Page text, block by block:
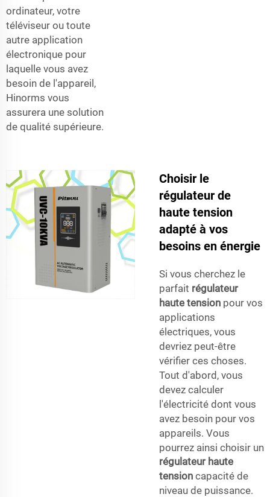
ordinateur, votre
téléviseur ou toute
autre application
électronique pour
laquelle vous avez
besoin de l'appareil,
Hinorms vous
assurera une solution
de qualité supérieure.
Choisir le
régulateur de
haute tension
adapté à vos
besoins en énergie
Si vous cherchez le
parfait régulateur
haute tension pour vos
applications
électriques, vous
devriez peut-être
vérifier ces choses.
Tout d'abord, vous
devez calculer
l'électricité dont vous
avez besoin pour vos
appareils. Vous
pourrez ainsi choisir un
régulateur haute
tension capacité de
niveau de puissance.